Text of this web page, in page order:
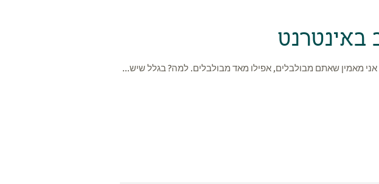
אני מאמין שאתם מבולבלים, אפילו מאד מבולבלים. למה? בגלל שיש...